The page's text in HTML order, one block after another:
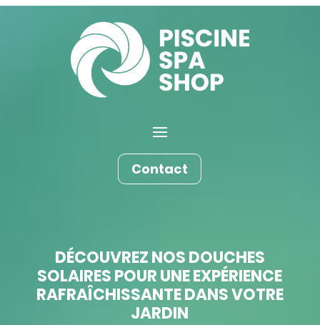
Contact
DÉCOUVREZ NOS DOUCHES
SOLAIRES POUR UNE EXPÉRIENCE
RAFRAÎCHISSANTE DANS VOTRE
JARDIN